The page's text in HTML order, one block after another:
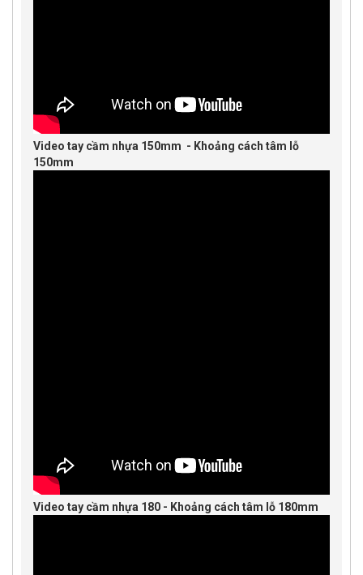
Video tay cầm nhựa 150mm - Khoảng cách tâm lỗ
150mm
Video tay cầm nhựa 180 - Khoảng cách tâm lỗ 180mm